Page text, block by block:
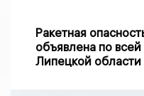
Ракетная
объявлена по всей
Липецкой области